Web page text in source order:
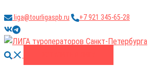
к
содержимому
liga@tourligaspb.ru
+7 921 345-65-28
https://vk.com/ligatourspb
https://t.me/tourligaspb
Поиск